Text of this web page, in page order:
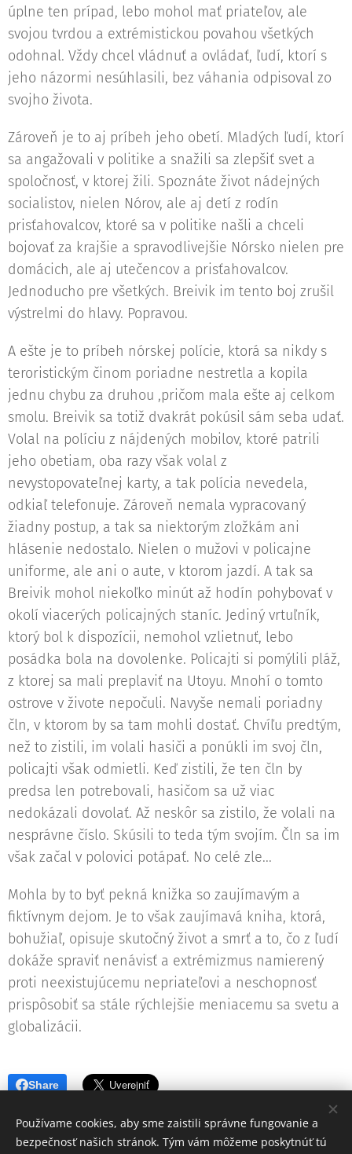
úplne ten prípad, lebo mohol mať priateľov, ale
svojou tvrdou a extrémistickou povahou všetkých
odohnal. Vždy chcel vládnuť a ovládať, ľudí, ktorí s
jeho názormi nesúhlasili, bez váhania odpisoval zo
svojho života.
Zároveň je to aj príbeh jeho obetí. Mladých ľudí, ktorí
sa angažovali v politike a snažili sa zlepšiť svet a
spoločnosť, v ktorej žili. Spoznáte život nádejných
socialistov, nielen Nórov, ale aj detí z rodín
prisťahovalcov, ktoré sa v politike našli a chceli
bojovať za krajšie a spravodlivejšie Nórsko nielen pre
domácich, ale aj utečencov a prisťahovalcov.
Jednoducho pre všetkých. Breivik im tento boj zrušil
výstrelmi do hlavy. Popravou.
A ešte je to príbeh nórskej polície, ktorá sa nikdy s
teroristickým činom poriadne nestretla a kopila
jednu chybu za druhou ,pričom mala ešte aj celkom
smolu. Breivik sa totiž dvakrát pokúsil sám seba udať.
Volal na políciu z nájdených mobilov, ktoré patrili
jeho obetiam, oba razy však volal z
nevystopovateľnej karty, a tak polícia nevedela,
odkiaľ telefonuje. Zároveň nemala vypracovaný
žiadny postup, a tak sa niektorým zložkám ani
hlásenie nedostalo. Nielen o mužovi v policajne
uniforme, ale ani o aute, v ktorom jazdí. A tak sa
Breivik mohol niekoľko minút až hodín pohybovať v
okolí viacerých policajných staníc. Jediný vrtuľník,
ktorý bol k dispozícii, nemohol vzlietnuť, lebo
posádka bola na dovolenke. Policajti si pomýlili pláž,
z ktorej sa mali preplaviť na Utoyu. Mnohí o tomto
ostrove v živote nepočuli. Navyše nemali poriadny
čln, v ktorom by sa tam mohli dostať. Chvíľu predtým,
než to zistili, im volali hasiči a ponúkli im svoj čln,
policajti však odmietli. Keď zistili, že ten čln by
predsa len potrebovali, hasičom sa už viac
nedokázali dovolať. Až neskôr sa zistilo, že volali na
nesprávne číslo. Skúsili to teda tým svojím. Čln sa im
však začal v polovici potápať. No celé zle...
Mohla by to byť pekná knižka so zaujímavým a
fiktívnym dejom. Je to však zaujímavá kniha, ktorá,
bohužiaľ, opisuje skutočný život a smrť a to, čo z ľudí
dokáže spraviť nenávisť a extrémizmus namierený
proti neexistujúcemu nepriateľovi a neschopnosť
prispôsobiť sa stále rýchlejšie meniacemu sa svetu a
globalizácii.
Share
Používame cookies, aby sme zaistili správne fungovanie a
bezpečnosť našich stránok. Tým vám môžeme poskytnúť tú